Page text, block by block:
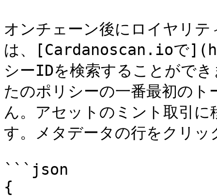
オンチェーン後にロイヤリ
は、[Cardanoscan.ioで
シーIDを検索することがで
たのポリシーの一番最初の
ん。アセットのミント取引
す。メタデータの行をクリ
```json
{